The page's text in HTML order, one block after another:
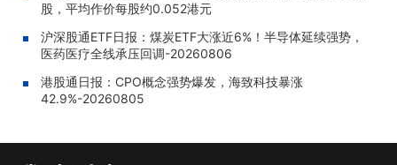
股，平均作价每股约0.052港元
沪深股通ETF日报：煤炭ETF大涨近6%！半导体延续强势，
医药医疗全线承压回调-20260806
港股通日报：CPO概念强势爆发，海致科技暴涨
42.9%-20260805